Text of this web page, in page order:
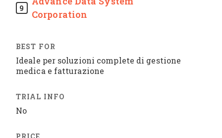
9
Corporation
Ideale per soluzioni complete di gestione
medica e fatturazione
No